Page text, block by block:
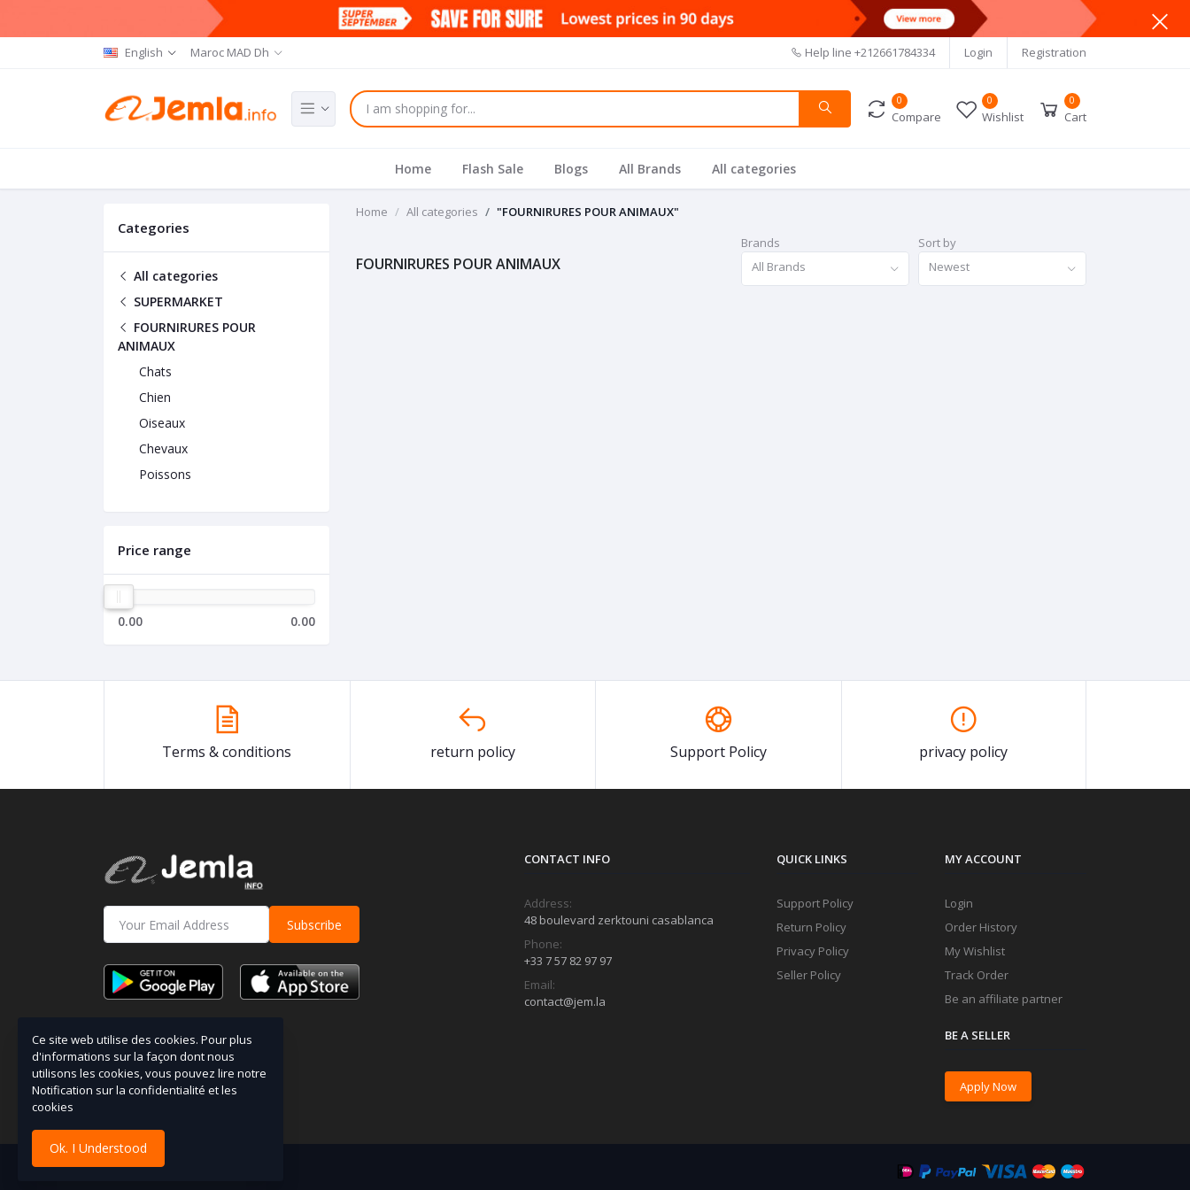
English Maroc MAD Dh Help line +212661784334 Login Registration
0
Compare
0
Wishlist
0
Cart
Home Flash Sale Blogs All Brands All categories
Categories
All categories
SUPERMARKET
FOURNIRURES POUR
ANIMAUX
Chats
Chien
Oiseaux
Chevaux
Poissons
Price range
0.00 0.00
Home All categories "FOURNIRURES POUR ANIMAUX"
FOURNIRURES POUR ANIMAUX
Brands
All Brands
Sort by
Newest
Terms & conditions return policy Support Policy privacy policy
Subscribe
CONTACT INFO
Address:
48 boulevard zerktouni casablanca
Phone:
+33 7 57 82 97 97
Email:
contact@jem.la
QUICK LINKS
Support Policy
Return Policy
Privacy Policy
Seller Policy
MY ACCOUNT
Login
Order History
My Wishlist
Track Order
Be an affiliate partner
BE A SELLER
Apply Now
Ce site web utilise des cookies. Pour plus
d'informations sur la façon dont nous
utilisons les cookies, vous pouvez lire notre
Notification sur la confidentialité et les
cookies
Ok. I Understood